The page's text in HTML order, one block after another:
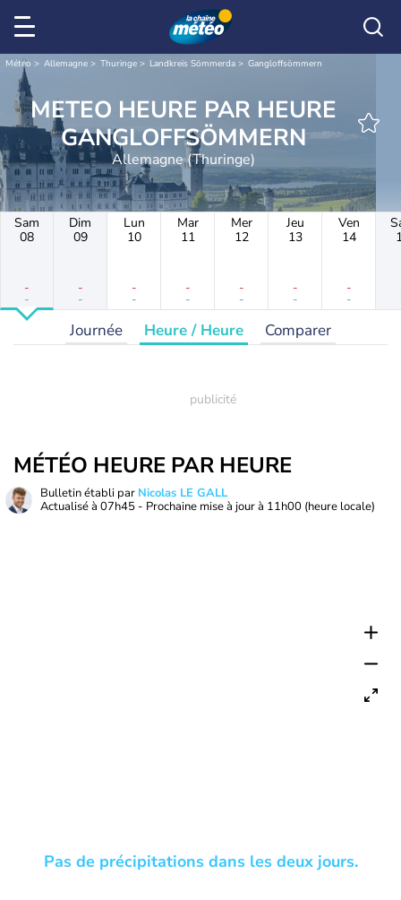
Météo Allemagne Thuringe Landkreis Sömmerda Gangloffsömmern
METEO HEURE PAR HEURE
GANGLOFFSÖMMERN
Allemagne (Thuringe)
Sam
08
-
-
Dim
09
-
-
Lun
10
-
-
Mar
11
-
-
Mer
12
-
-
Jeu
13
-
-
Ven
14
-
-
Journée Heure / Heure Comparer
MÉTÉO HEURE PAR HEURE
Bulletin établi par Nicolas LE GALL
Actualisé à 07h45 - Prochaine mise à jour à 11h00 (heure locale)
Pas de précipitations dans les deux jours.